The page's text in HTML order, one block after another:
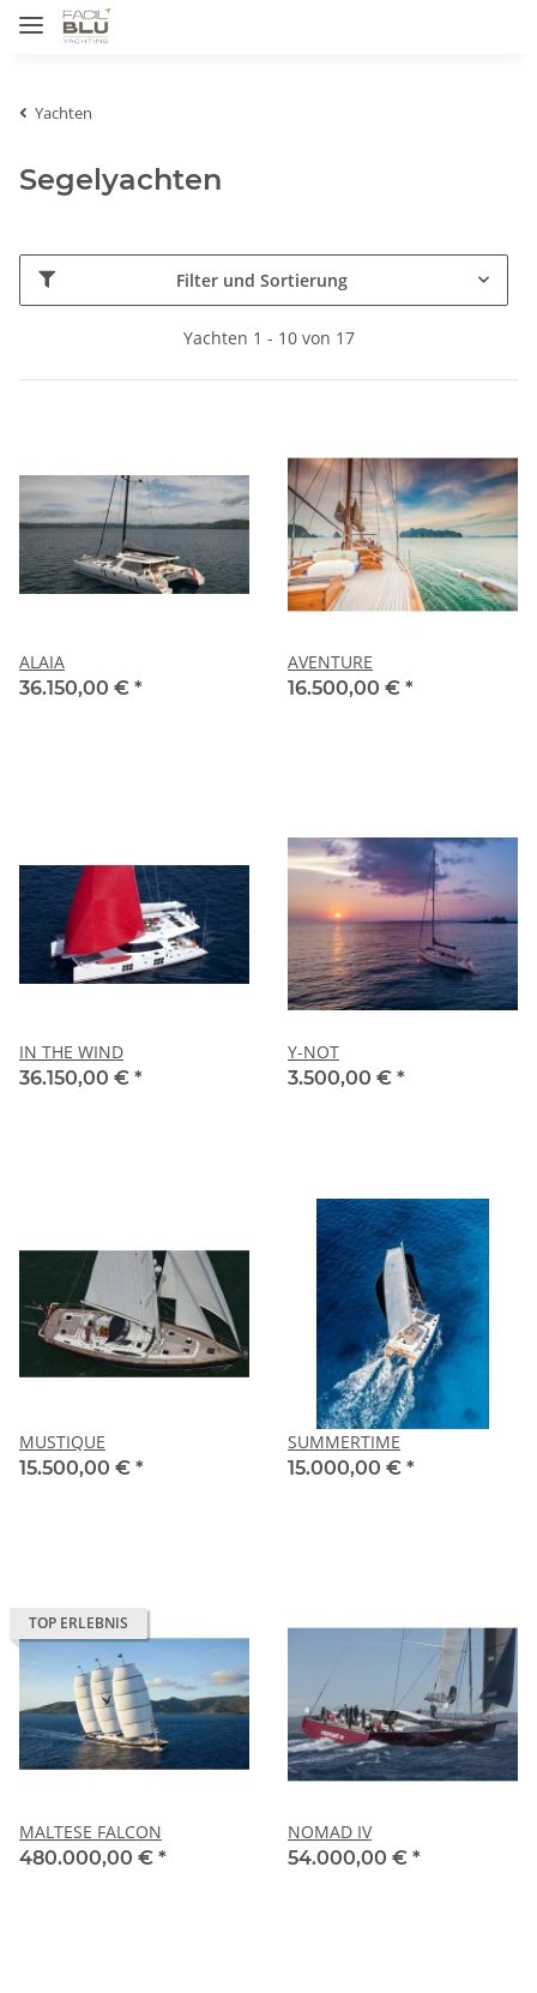
Yachten
Segelyachten
Filter und Sortierung
Yachten 1 - 10 von 17
ALAIA
36.150,00 € *
AVENTURE
16.500,00 € *
IN THE WIND
36.150,00 € *
Y-NOT
3.500,00 € *
MUSTIQUE
15.500,00 € *
SUMMERTIME
15.000,00 € *
TOP ERLEBNIS
MALTESE FALCON
480.000,00 € *
NOMAD IV
54.000,00 € *